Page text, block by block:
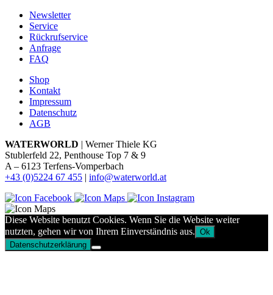
Newsletter
Service
Rückrufservice
Anfrage
FAQ
Shop
Kontakt
Impressum
Datenschutz
AGB
WATERWORLD | Werner Thiele KG
Stublerfeld 22, Penthouse Top 7 & 9
A – 6123 Terfens-Vomperbach
+43 (0)5224 67 455 | info@waterworld.at
Diese Website benutzt Cookies. Wenn Sie die Website weiter
nutzten, gehen wir von Ihrem Einverständnis aus. Ok
Datenschutzerklärung